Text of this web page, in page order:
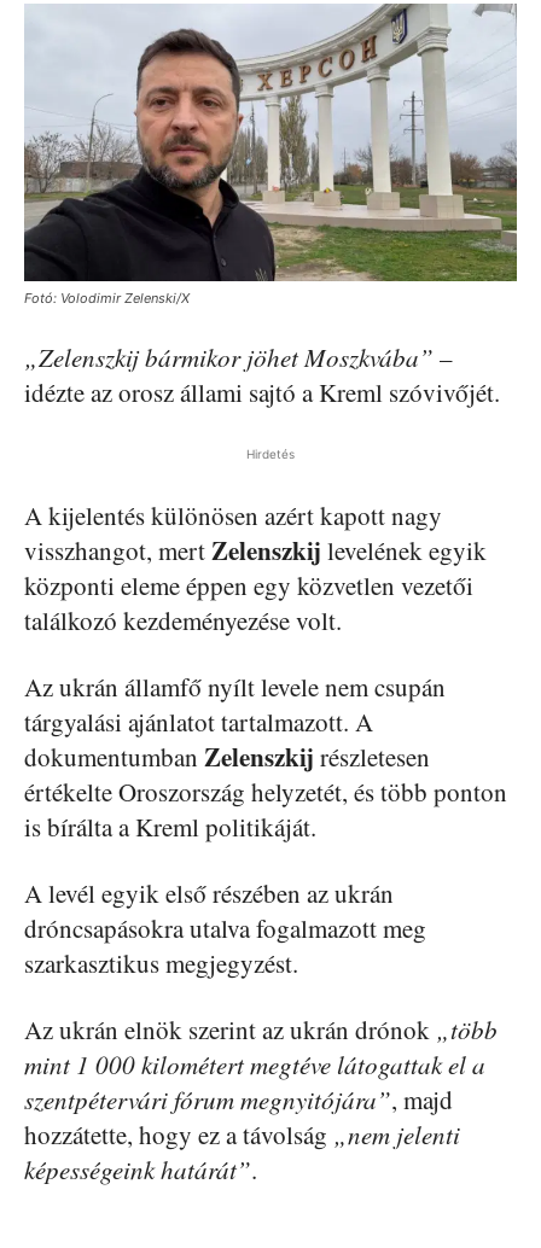
Fotó: Volodimir Zelenski/X
„Zelenszkij bármikor jöhet Moszkvába” –
idézte az orosz állami sajtó a Kreml szóvivőjét.
Hirdetés
A kijelentés különösen azért kapott nagy
visszhangot, mertZelenszkij levelének egyik
központi eleme éppen egy közvetlen vezetői
találkozó kezdeményezése volt.
Az ukrán államfő nyílt levele nem csupán
tárgyalási ajánlatot tartalmazott. A
dokumentumban Zelenszkij részletesen
értékelte Oroszország helyzetét, és több ponton
is bírálta a Kreml politikáját.
A levél egyik első részében az ukrán
dróncsapásokra utalva fogalmazott meg
szarkasztikus megjegyzést.
Az ukrán elnök szerint az ukrán drónok „több
mint 1 000 kilométert megtéve látogattak el a
szentpétervári fórum megnyitójára”, majd
hozzátette, hogy ez a távolság „nem jelenti
képességeink határát”.